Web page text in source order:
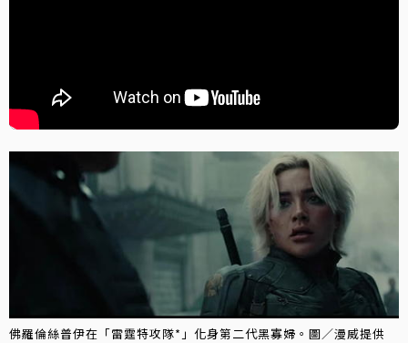
佛羅倫絲普伊在「雷霆特攻隊*」化身第二代黑寡婦。圖／漫威提供